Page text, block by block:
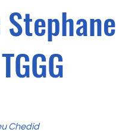
Chedid